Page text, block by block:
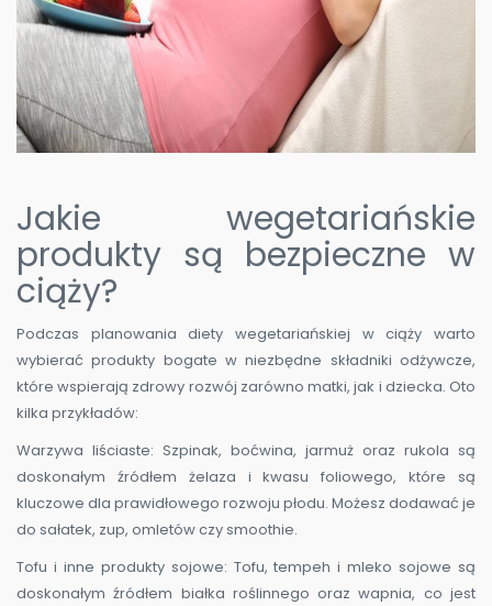
Jakie wegetariańskie
produkty są bezpieczne w
ciąży?
Podczas planowania diety wegetariańskiej w ciąży warto
wybierać produkty bogate w niezbędne składniki odżywcze,
które wspierają zdrowy rozwój zarówno matki, jak i dziecka. Oto
kilka przykładów:
Warzywa liściaste: Szpinak, boćwina, jarmuż oraz rukola są
doskonałym źródłem żelaza i kwasu foliowego, które są
kluczowe dla prawidłowego rozwoju płodu. Możesz dodawać je
do sałatek, zup, omletów czy smoothie.
Tofu i inne produkty sojowe: Tofu, tempeh i mleko sojowe są
doskonałym źródłem białka roślinnego oraz wapnia, co jest